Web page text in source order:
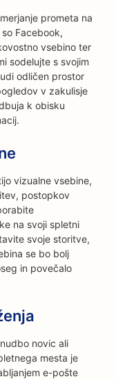
prometa na
Facebook,
vsebino ter
sodelujte s svojim
odličen prostor
v zakulisje
k obisku
vizualne vsebine,
postopkov
na svoji spletni
svoje storitve,
se bo bolj
in povečalo
novic ali
mesta je
e-pošte